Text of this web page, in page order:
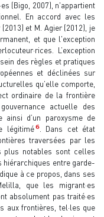
(Bigo, 2007), n'appartient
En accord avec les
et M. Agier (2012), je
et que l'exception
L’exception
des règles et pratiques
et déclinées sur
qu’elle comporte,
ordinaire de la frontière
actuelle des
ainsi d’un paroxysme de
légitimé6. Dans cet état
traversées par les
plus notables sont celles
hiérarchiques entre garde-
à ce propos, dans ses
que les migrant·es
absolument pas traité·es
aux frontières, tel·les que